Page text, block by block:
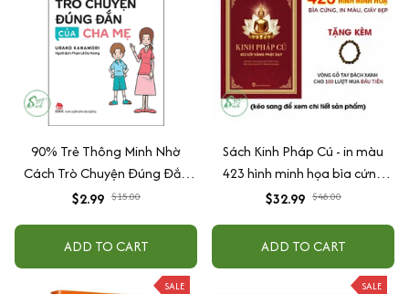
90% Trẻ Thông Minh Nhờ
Cách Trò Chuyện Đúng Đắn
Của Cha Mẹ
$2.99 $15.00
ADD TO CART
Sách Kinh Pháp Cú - in màu
423 hình minh họa bìa cứng
cao cấp + tặng kèm vòng tay
$32.99 $48.00
ADD TO CART
SALE SALE